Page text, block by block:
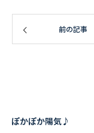
前の記事
ぽかぽか陽気♪